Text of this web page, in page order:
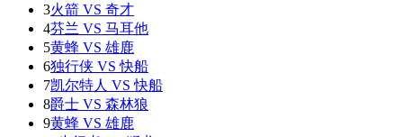
3火箭 VS 奇才
4芬兰 VS 马耳他
5黄蜂 VS 雄鹿
6独行侠 VS 快船
7凯尔特人 VS 快船
8爵士 VS 森林狼
9黄蜂 VS 雄鹿